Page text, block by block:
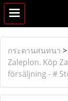
กระดานสนทนา >
Zaleplon. Köp
försäljning - #